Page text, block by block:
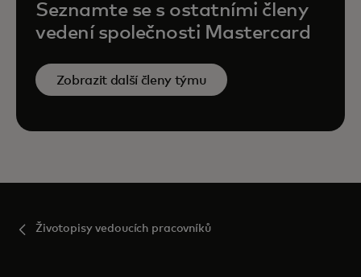
Seznamte se s ostatními členy
vedení společnosti Mastercard
Zobrazit další členy týmu
Životopisy vedoucích pracovníků